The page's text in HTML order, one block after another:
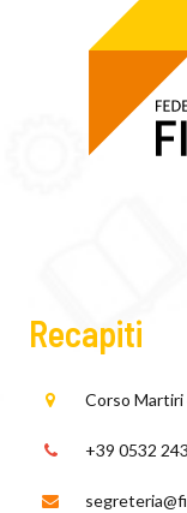
Recapiti
Corso Martiri
+39 0532